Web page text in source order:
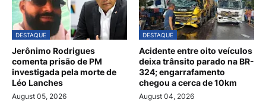
DESTAQUE
Jerônimo Rodrigues
comenta prisão de PM
investigada pela morte de
Léo Lanches
August 05, 2026
DESTAQUE
Acidente entre oito veículos
deixa trânsito parado na BR-
324; engarrafamento
chegou a cerca de 10km
August 04, 2026